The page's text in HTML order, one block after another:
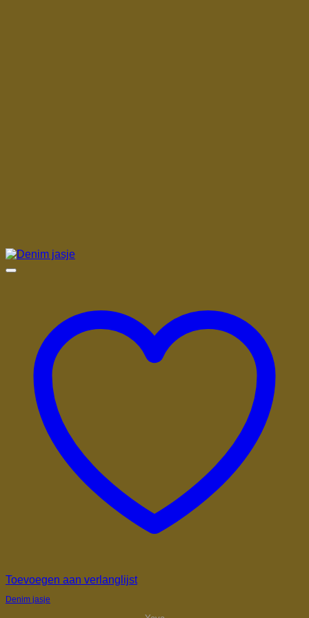
Toevoegen aan verlanglijst
Denim jasje